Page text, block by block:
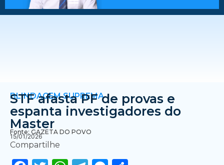
BLINDAGEM SUPREMA
STF afasta PF de provas e
espanta investigadores do
Master
Fonte: GAZETA DO POVO
15/01/2026
Compartilhe